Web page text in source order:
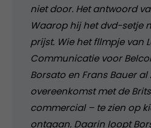
niet door. Het antwoord
Waarop hij het dvd-setje
prijst. Wie het fllmpje van
Communicatie voor
Borsato en Frans Bauer al
overeenkomst met de
commercial – te zien op
ontgaan. Daarin loopt